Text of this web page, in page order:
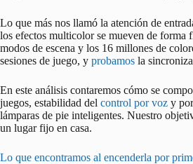
Lo que más nos llamó la atención de
los efectos multicolor se mueven de
modos de escena y los 16 millones de
sesiones de juego, y probamos la
En este análisis contaremos cómo se
juegos, estabilidad del control por voz y
lámparas de pie inteligentes. Nuestro
un lugar fijo en casa.
Lo que encontramos al encenderla por